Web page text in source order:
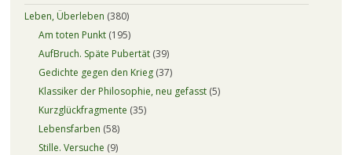
Leben, Überleben (380)
Am toten Punkt(195)
AufBruch. Späte Pubertät(39)
Gedichte gegen den Krieg(37)
Klassiker der Philosophie, neu gefasst(5)
Kurzglückfragmente (35)
Lebensfarben (58)
Stille. Versuche (9)